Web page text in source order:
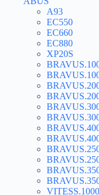
A93
EC550
EC660
EC880
XP20S
VITESS.1000